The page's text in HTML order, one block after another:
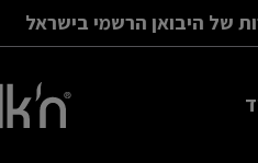
אחריות ושירות של היבואן